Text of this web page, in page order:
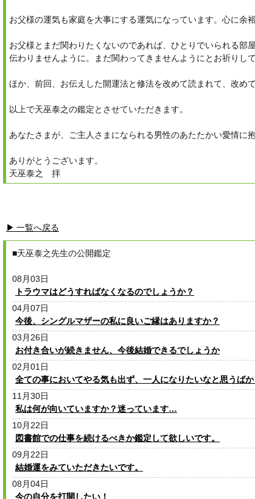
お父様の運気も家庭を大事にする運気になっています。心に余
お父様とまだ関わりたくないのであれば、ひとりでいられる
伝わりませんように。まだ関わってきませんようにとお祈りし
ほか、前回、お伝えした開運法と修法を改めて読まれて、改め
以上で天巫泰之の鑑定とさせていただきます。
あなたさまが、ご主人さまになられる男性のあたたかい愛情に
ありがとうございます。
天巫泰之 拝
▶ 一覧へ戻る
■天巫泰之先生の公開鑑定
08月03日
トラウマはどうすればなくなるのでしょうか？
04月07日
今後、シングルマザーの私に良いご縁はありますか？
03月26日
お付き合いが続きません、今後結婚できるでしょうか
02月01日
全ての事においてやる気も出ず、一人になりたいなと思うば
11月30日
私は何が向いていますか？迷っています…
10月22日
図書館での仕事を続けるべきか鑑定して欲しいです。
09月22日
結婚運をみていただきたいです。
08月04日
今の自分を打開したい！